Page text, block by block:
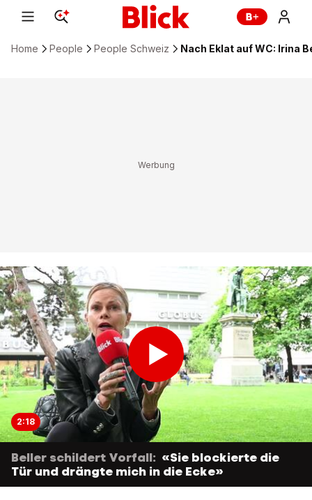
Home People People Schweiz Nach Eklat auf WC: Irina
2:18
Beller schildert Vorfall: «Sie blockierte die
Tür und drängte mich in die Ecke»